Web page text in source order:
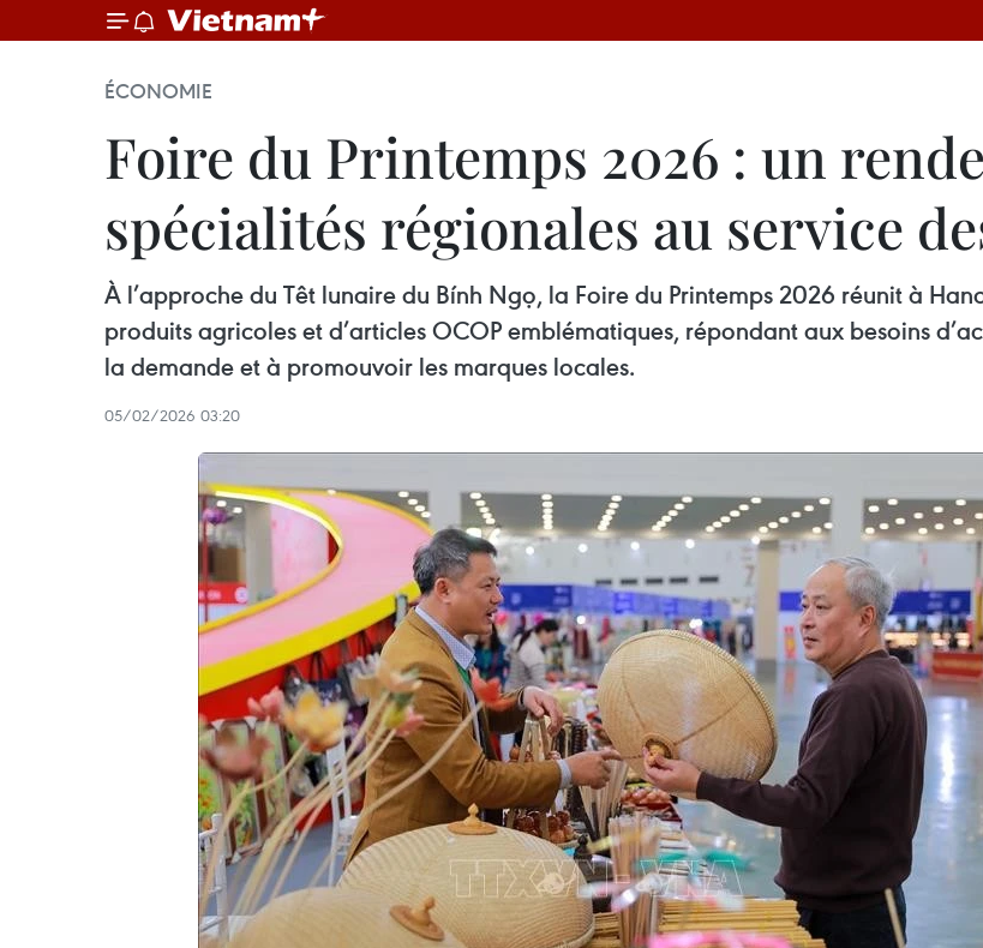
ÉCONOMIE
Foire du Printemps 2026 : un
spécialités régionales au service
À l’approche du Têt lunaire du Bính Ngọ, la Foire du Printemps 2026 réunit à
produits agricoles et d’articles OCOP emblématiques, répondant aux besoins
la demande et à promouvoir les marques locales.
05/02/2026 03:20